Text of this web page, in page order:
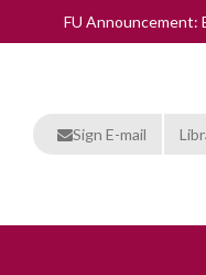
FU Announcement:
Sign E-mail